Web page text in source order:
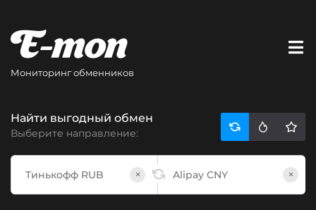
Мониторинг обменников
Найти выгодный обмен
Выберите направление:
× ×